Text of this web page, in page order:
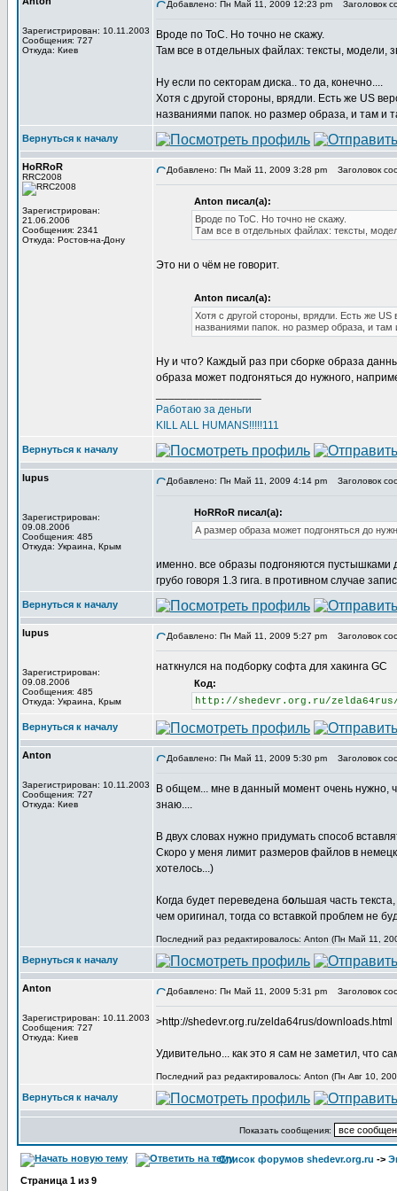
Зарегистрирован: 10.11.2003
Сообщения: 727
Откуда: Киев
Добавлено: Пн Май 11, 2009 12:23 pm Заголовок
Вроде по ToC. Но точно не скажу.
Там все в отдельных файлах: тексты, модели,
Ну если по секторам диска.. то да, конечно....
Хотя с другой стороны, врядли. Есть же US
названиями папок. но размер образа, и там и
Вернуться к началу
HoRRoR
RRC2008
Зарегистрирован:
21.06.2006
Сообщения: 2341
Откуда: Ростов-на-Дону
Добавлено: Пн Май 11, 2009 3:28 pm Заголовок
Anton писал(а):
Вроде по ToC. Но точно не скажу.
Там все в отдельных файлах: тексты,
Это ни о чём не говорит.
Anton писал(а):
Хотя с другой стороны, врядли. Есть же
названиями папок. но размер образа, и там
Ну и что? Каждый раз при сборке образа
образа может подгоняться до нужного,
Работаю за деньги
KILL ALL HUMANS!!!!!111
Вернуться к началу
lupus
Зарегистрирован:
09.08.2006
Сообщения: 485
Откуда: Украина, Крым
Добавлено: Пн Май 11, 2009 4:14 pm Заголовок
HoRRoR писал(а):
А размер образа может подгоняться до
именно. все образы подгоняются пустышками
грубо говоря 1.3 гига. в противном случае
Вернуться к началу
lupus
Зарегистрирован:
09.08.2006
Сообщения: 485
Откуда: Украина, Крым
Добавлено: Пн Май 11, 2009 5:27 pm Заголовок
наткнулся на подборку софта для хакинга GC
Код:
http://shedevr.org.ru/zelda64rus/
Вернуться к началу
Anton
Зарегистрирован: 10.11.2003
Сообщения: 727
Откуда: Киев
Добавлено: Пн Май 11, 2009 5:30 pm Заголовок
В общем... мне в данный момент очень нужно,
знаю....
В двух словах нужно придумать способ
Скоро у меня лимит размеров файлов в
хотелось...)
Когда будет переведена большая часть
чем оригинал, тогда со вставкой проблем не
Последний раз редактировалось: Anton (Пн Май 11,
Вернуться к началу
Anton
Зарегистрирован: 10.11.2003
Сообщения: 727
Откуда: Киев
Добавлено: Пн Май 11, 2009 5:31 pm Заголовок
>http://shedevr.org.ru/zelda64rus/downloads.html
Удивительно... как это я сам не заметил, что
Последний раз редактировалось: Anton (Пн Авг 10,
Вернуться к началу
Показать сообщения:
Список форумов shedevr.org.ru ->
Страница 1 из 9